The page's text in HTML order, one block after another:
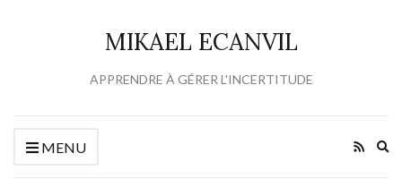
MIKAEL ECANVIL
APPRENDRE À GÉRER L'INCERTITUDE
MENU